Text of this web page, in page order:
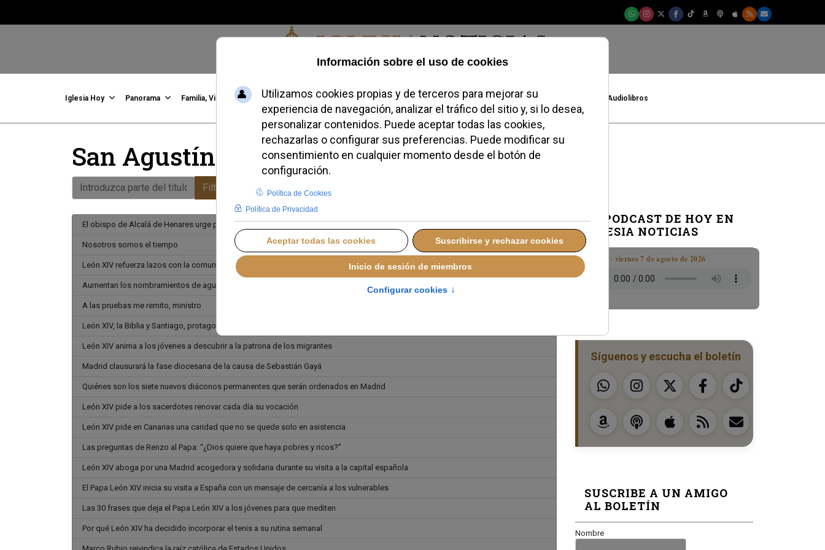
Viernes, 07 de agosto de 2026
Iglesia Hoy Panorama Familia, Vida, Identidad Credofobiómetro Blogs Temas Buscar #JovenesConFe Podcast Audiolibros
San Agustín
Introduzca parte del título
Filtrar Limpiar
El obispo de Alcalá de Henares urge perseverar en caridad tras los incendios
Nosotros somos el tiempo
León XIV refuerza lazos con la comunidad monástica benedictina
Aumentan los nombramientos de agustinianos en el Vaticano
A las pruebas me remito, ministro
León XIV, la Biblia y Santiago, protagonistas de los Cursos de Verano del CEU
León XIV anima a los jóvenes a descubrir a la patrona de los migrantes
Madrid clausurará la fase diocesana de la causa de Sebastián Gayá
Quiénes son los siete nuevos diáconos permanentes que serán ordenados en Madrid
León XIV pide a los sacerdotes renovar cada día su vocación
León XIV pide en Canarias una caridad que no se quede solo en asistencia
Las preguntas de Renzo al Papa: “¿Dios quiere que haya pobres y ricos?”
León XIV aboga por una Madrid acogedora y solidaria durante su visita a la capital española
El Papa León XIV inicia su visita a España con un mensaje de cercanía a los vulnerables
Las 30 frases que deja el Papa León XIV a los jóvenes para que mediten
Por qué León XIV ha decidido incorporar el tenis a su rutina semanal
EL PODCAST DE HOY EN
IGLESIA NOTICIAS
Boletín · viernes 7 de agosto de 2026
Síguenos y escucha el boletín
SUSCRIBE A UN AMIGO
AL BOLETÍN
Nombre